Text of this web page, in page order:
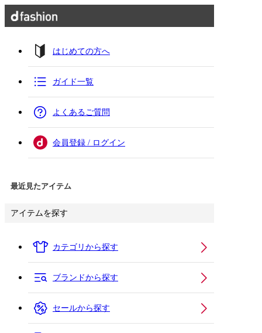
はじめての方へ
ガイド一覧
よくあるご質問
会員登録 / ログイン
最近見たアイテム
アイテムを探す
カテゴリから探す
ブランドから探す
セールから探す